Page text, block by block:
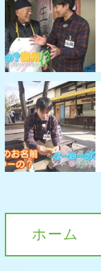
ホーム